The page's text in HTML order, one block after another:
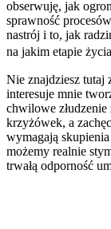
obserwuję, jak
sprawność
nastrój i to, jak
na jakim etapie
Nie znajdziesz tutaj
interesuje mnie
chwilowe złudzenie
krzyżówek, a
wymagają
możemy realnie
trwałą odporność